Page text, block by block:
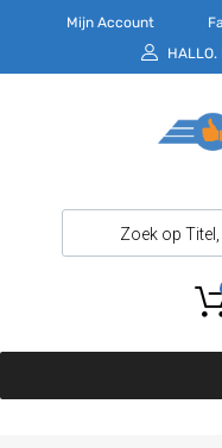
Mijn Account
HALLO.